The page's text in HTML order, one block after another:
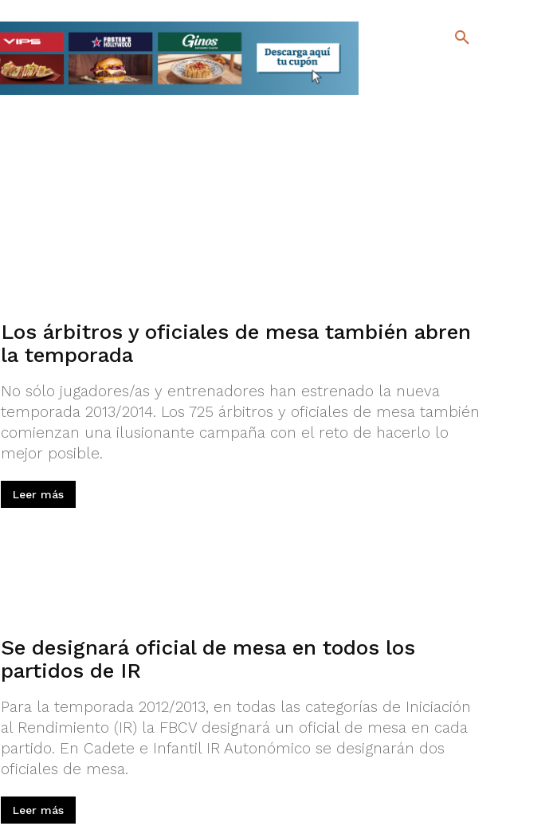
Los árbitros y oficiales de mesa también abren
la temporada
No sólo jugadores/as y entrenadores han estrenado la nueva
temporada 2013/2014. Los 725 árbitros y oficiales de mesa también
comienzan una ilusionante campaña con el reto de hacerlo lo
mejor posible.
Leer más
Se designará oficial de mesa en todos los
partidos de IR
Para la temporada 2012/2013, en todas las categorías de Iniciación
al Rendimiento (IR) la FBCV designará un oficial de mesa en cada
partido. En Cadete e Infantil IR Autonómico se designarán dos
oficiales de mesa.
Leer más